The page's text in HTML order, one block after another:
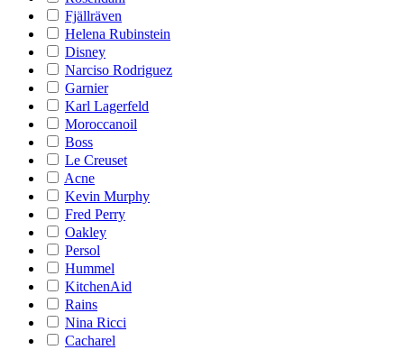
Fjällräven
Helena Rubinstein
Disney
Narciso Rodriguez
Garnier
Karl Lagerfeld
Moroccanoil
Boss
Le Creuset
Acne
Kevin Murphy
Fred Perry
Oakley
Persol
Hummel
KitchenAid
Rains
Nina Ricci
Cacharel